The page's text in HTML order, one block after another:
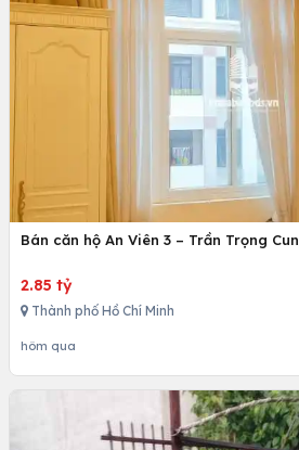
Bán căn hộ An Viên 3 – Trần Trọng
2.85 tỷ
Thành phố Hồ Chí Minh
hôm qua